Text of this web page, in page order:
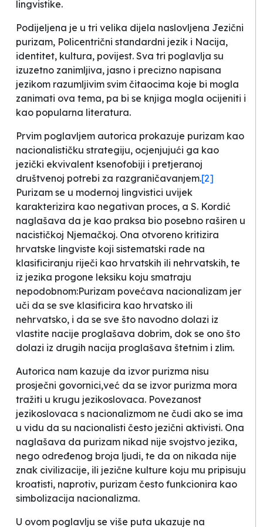
lingvistike.
Podijeljena je u tri velika dijela naslovljena Jezični
purizam, Policentrični standardni jezik i Nacija,
identitet, kultura, povijest. Sva tri poglavlja su
izuzetno zanimljiva, jasno i precizno napisana
jezikom razumljivim svim čitaocima koje bi mogla
zanimati ova tema, pa bi se knjiga mogla ocijeniti i
kao popularna literatura.
Prvim poglavljem autorica prokazuje purizam kao
nacionalističku strategiju, ocjenjujući ga kao
jezički ekvivalent ksenofobiji i pretjeranoj
društvenoj potrebi za razgraničavanjem.[2]
Purizam se u modernoj lingvistici uvijek
karakterizira kao negativan proces, a S. Kordić
naglašava da je kao praksa bio posebno raširen u
nacističkoj Njemačkoj. Ona otvoreno kritizira
hrvatske lingviste koji sistematski rade na
klasificiranju riječi kao hrvatskih ili nehrvatskih, te
iz jezika progone leksiku koju smatraju
nepodobnom:Purizam povećava nacionalizam jer
uči da se sve klasificira kao hrvatsko ili
nehrvatsko, i da se sve što navodno dolazi iz
vlastite nacije proglašava dobrim, dok se ono što
dolazi iz drugih nacija proglašava štetnim i zlim.
Autorica nam kazuje da izvor purizma nisu
prosječni govornici,već da se izvor purizma mora
tražiti u krugu jezikoslovaca. Povezanost
jezikoslovaca s nacionalizmom ne čudi ako se ima
u vidu da su nacionalisti često jezični aktivisti. Ona
naglašava da purizam nikad nije svojstvo jezika,
nego određenog broja ljudi, te da on nikada nije
znak civilizacije, ili jezične kulture koju mu pripisuju
kroatisti, naprotiv, purizam često funkcionira kao
simbolizacija nacionalizma.
U ovom poglavlju se više puta ukazuje na